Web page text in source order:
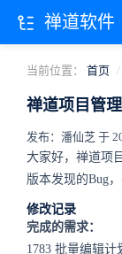
当前位置： 首页
禅道项目管
发布：潘仙芝 于
大家好，禅道项
版本发现的Bug
修改记录
完成的需求：
1783 批量编辑
禅道软件